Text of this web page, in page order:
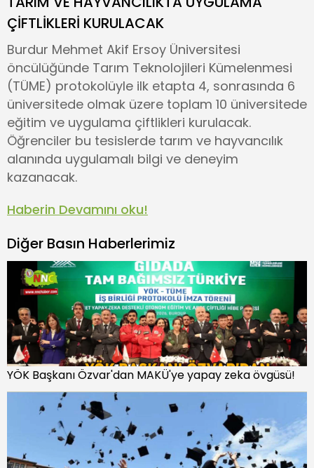
ÇİFTLİKLERİ KURULACAK
Burdur Mehmet Akif Ersoy Üniversitesi
öncülüğünde Tarım Teknolojileri Kümelenmesi
(TÜME) protokolüyle ilk etapta 4, sonrasında 6
üniversitede olmak üzere toplam 10 üniversitede
eğitim ve uygulama çiftlikleri kurulacak.
Öğrenciler bu tesislerde tarım ve hayvancılık
alanında uygulamalı bilgi ve deneyim
kazanacak.
Haberin Devamını oku!
Diğer Basın Haberlerimiz
YÖK Başkanı Özvar'dan MAKÜ'ye yapay zeka övgüsü!